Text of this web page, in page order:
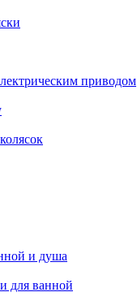
приводом
и душа
для ванной